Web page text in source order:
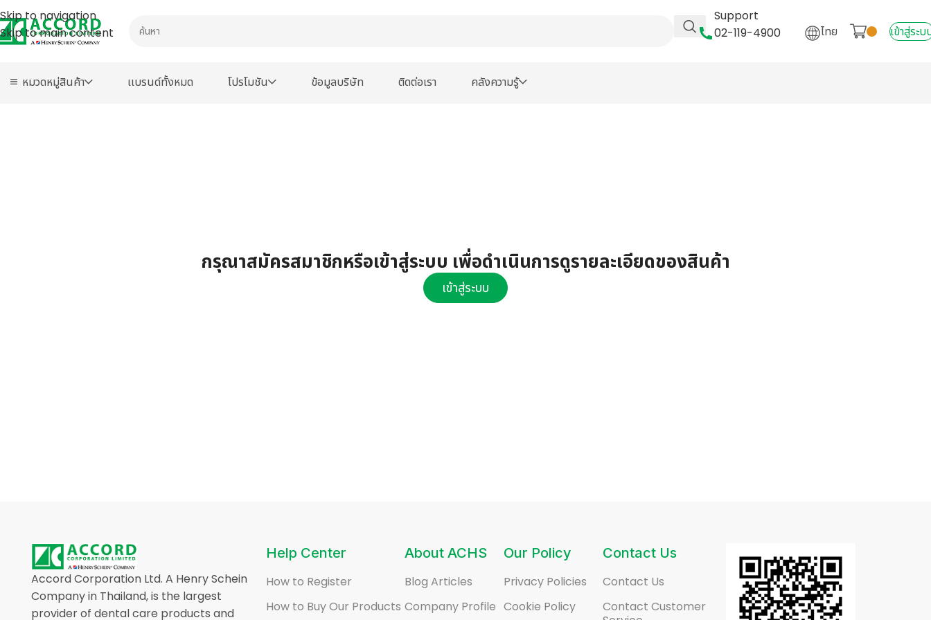
Skip to navigation
Skip to main content
Support
02-119-4900
ไทย เข้าสู่ระบ
หมวดหมู่สินค้า เเบรนด์ทั้งหมด โปรโมชัน ข้อมูลบริษัท ติดต่อเรา คลังความรู้
กรุณาสมัครสมาชิกหรือเข้าสู่ระบบ เพื่อดำเนินการดูรายละเอียดของสินค้า
เข้าสู่ระบบ
Accord Corporation Ltd. A Henry Schein
Company in Thailand, is the largest
provider of dental care products and
Help Center
How to Register
How to Buy Our Products
About ACHS
Blog Articles
Company Profile
Our Policy
Privacy Policies
Cookie Policy
Contact Us
Contact Us
Contact Customer